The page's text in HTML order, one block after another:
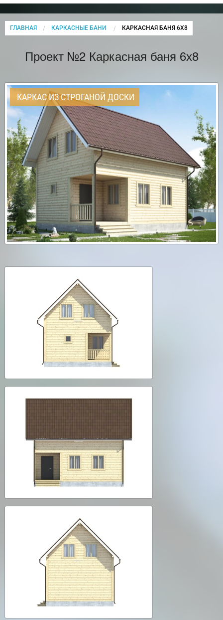
ГЛАВНАЯ КАРКАСНЫЕ БАНИ CURRENT:
КАРКАСНАЯ БАНЯ 6Х8
Проект №2 Каркасная баня 6х8
КАРКАС ИЗ СТРОГАНОЙ ДОСКИ